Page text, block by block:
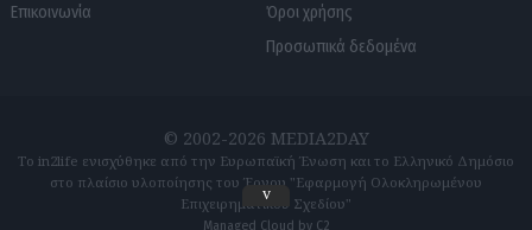
Επικοινωνία
Όροι χρήσης
Προσωπικά δεδομένα
© 2002-2026 MEDIA2DAY
Το in2life ενισχύθηκε από την Ευρωπαϊκή Ένωση και το Ελληνικό Δημόσιο
στο πλαίσιο υλοποίησης του Έργου "Εφαρμογή Ολοκληρωμένου
Επιχειρηματικού Σχεδίου"
Managed Cloud by C2
v